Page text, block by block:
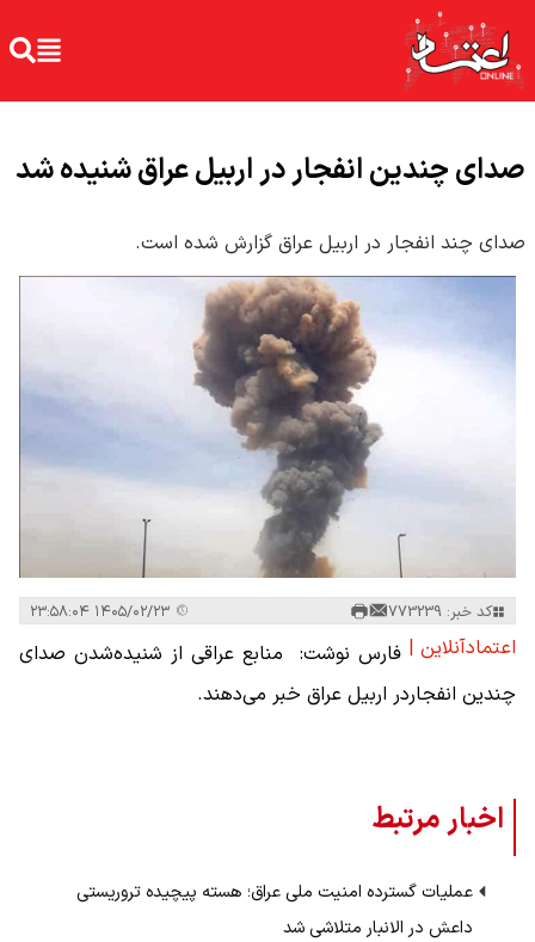
صدای چندین انفجار در اربیل عراق شنیده شد
صدای چند انفجار در اربیل عراق گزارش شده است.
کد خبر: 773239
اعتمادآنلاین | فارس نوشت: منابع عراقی از شنیده‌شدن صدای
چندین انفجاردر اربیل عراق خبر می‌دهند.
اخبار مرتبط
عملیات گسترده امنیت ملی عراق؛ هسته پیچیده تروریستی
داعش در الانبار متلاشی شد